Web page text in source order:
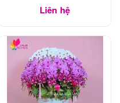
Liên hệ